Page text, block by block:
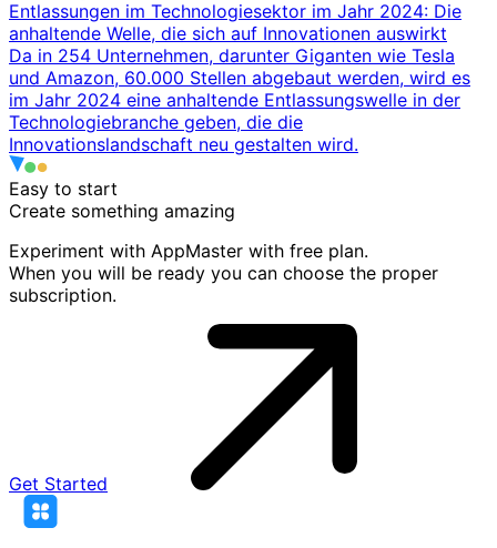
Entlassungen im Technologiesektor im Jahr 2024: Die
anhaltende Welle, die sich auf Innovationen auswirkt
Da in 254 Unternehmen, darunter Giganten wie Tesla
und Amazon, 60.000 Stellen abgebaut werden, wird es
im Jahr 2024 eine anhaltende Entlassungswelle in der
Technologiebranche geben, die die
Innovationslandschaft neu gestalten wird.
Easy to start
Create something amazing
Experiment with AppMaster with free plan.
When you will be ready you can choose the proper
subscription.
Get Started